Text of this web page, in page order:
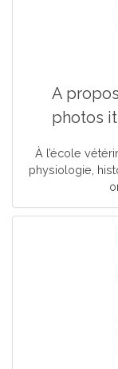
A
photos
À l’école
physiologie,